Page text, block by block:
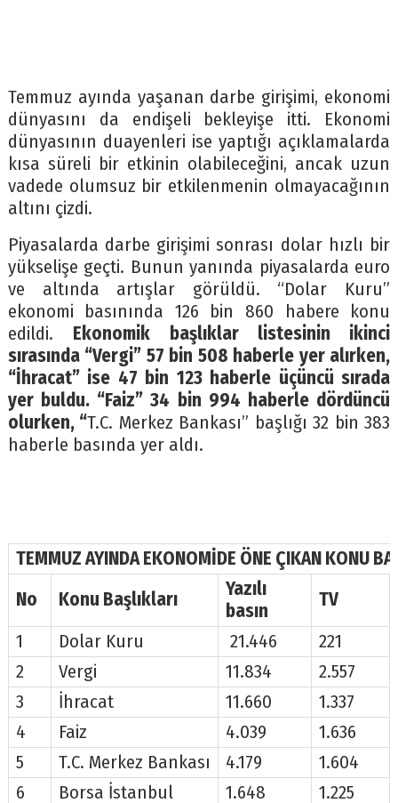
Temmuz ayında yaşanan darbe girişimi, ekonomi
dünyasını da endişeli bekleyişe itti. Ekonomi
dünyasının duayenleri ise yaptığı açıklamalarda
kısa süreli bir etkinin olabileceğini, ancak uzun
vadede olumsuz bir etkilenmenin olmayacağının
altını çizdi.
Piyasalarda darbe girişimi sonrası dolar hızlı bir
yükselişe geçti. Bunun yanında piyasalarda euro
ve altında artışlar görüldü. “Dolar Kuru”
ekonomi basınında 126 bin 860 habere konu
edildi. Ekonomik başlıklar listesinin ikinci
sırasında “Vergi” 57 bin 508 haberle yer alırken,
“İhracat” ise 47 bin 123 haberle üçüncü sırada
yer buldu. “Faiz” 34 bin 994 haberle dördüncü
olurken, “T.C. Merkez Bankası” başlığı 32 bin 383
haberle basında yer aldı.
TEMMUZ AYINDA EKONOMİDE ÖNE ÇIKAN KONU
No
Konu Başlıkları
Yazılı
basın
TV
1
Dolar Kuru 21.446 221
2
Vergi 11.834 2.557
3
İhracat 11.660 1.337
4
Faiz 4.039 1.636
5
T.C. Merkez Bankası 4.179 1.604
6
Borsa İstanbul 1.648 1.225